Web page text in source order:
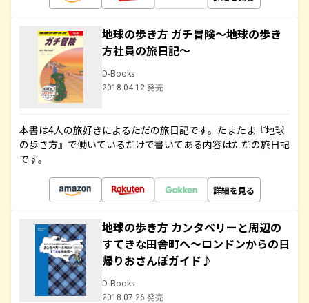
地球の歩き方 ガチ冒険～地球の歩き
方社員の旅日記～
D-Books
2018.04.12 発売
本書は4人の旅好きによるただの旅日記です。たまたま『地球
の歩き方』で働いているだけで書いてある内容はただの旅日記
です。
詳細を見る
地球の歩き方 カンタベリーと周辺の
すてきな田舎町へ～ロンドンからの日
帰りおさんぽガイド♪
D-Books
2018.07.26 発売